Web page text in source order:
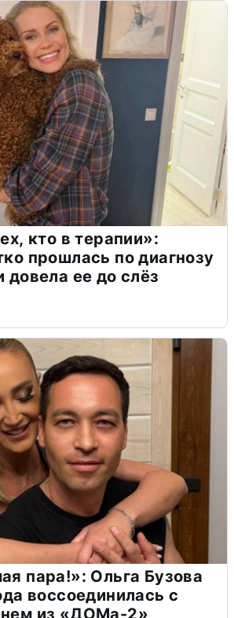
кто в терапии»:
прошлась по диагнозу
довела ее до слёз
пара!»: Ольга Бузова
воссоединилась с
из «ДОМа-2»